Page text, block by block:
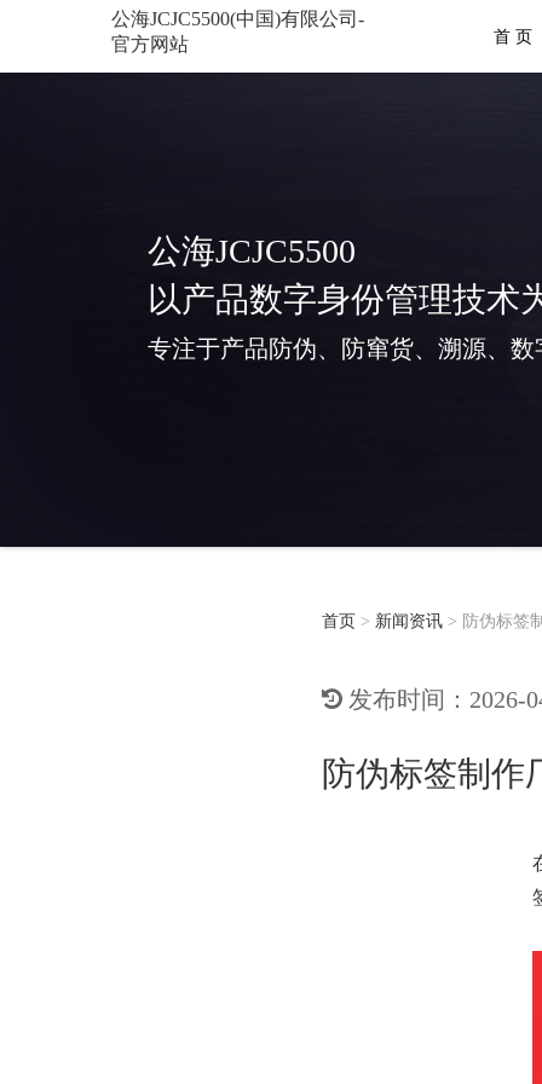
公海JCJC5500(中国)有限公司-
官方网站
首 页
公海JCJC5500
以产品数字身份管理技术
专注于产品防伪、防窜货、溯源、
首页 > 新闻资讯 > 防伪标签
发布时间：2026-
防伪标签制作